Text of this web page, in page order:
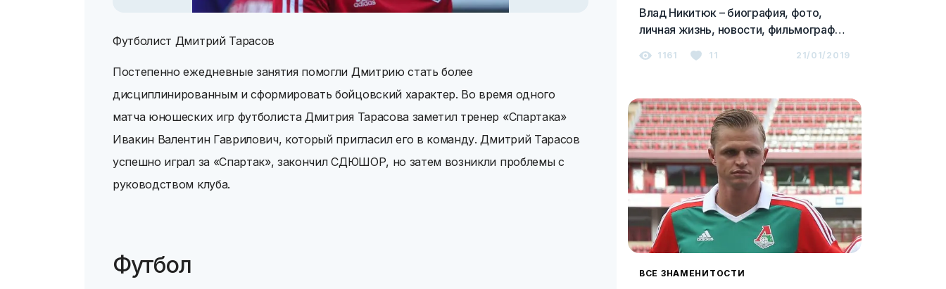
Футболист Дмитрий Тарасов
Постепенно ежедневные занятия помогли Дмитрию стать более
дисциплинированным и сформировать бойцовский характер. Во время одного
матча юношеских игр футболиста Дмитрия Тарасова заметил тренер «Спартака»
Ивакин Валентин Гаврилович, который пригласил его в команду. Дмитрий Тарасов
успешно играл за «Спартак», закончил СДЮШОР, но затем возникли проблемы с
руководством клуба.
Футбол
Влад Никитюк – биография, фото,
личная жизнь, новости, фильмография
1161 11 21/01/2019
ВСЕ ЗНАМЕНИТОСТИ